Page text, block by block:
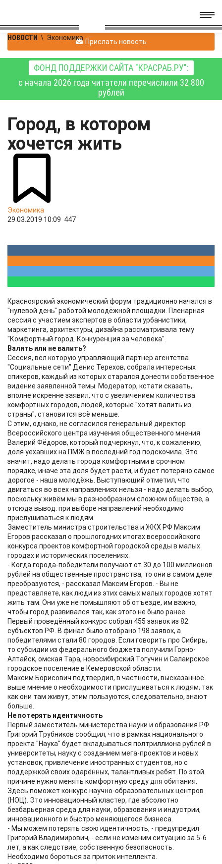
НОВОСТИ \ Экономика Прислать новость
ФОНД ПОДДЕРЖКИ САЙТА "КРАСРАБ.РУ":
с начала 2026 года читатели перечислили 32 800
рублей
Город, в котором
хочется жить
Экономика
29.03.2019 10:09 447
Красноярский экономический форум традиционно начался в
"нулевой день" работой молодёжной площадки. Пленарная
сессия с участием экспертов в области урбанистики,
маркетинга, архитектуры, дизайна рассматривала тему
"Комфортный город. Конкуренция за человека".
Валить или не валить?
Сессия, вёл которую управляющий партнёр агентства
"Социальные сети" Денис Терехов, собрала интересных
спикеров, каждый из которых старался донести собственное
видение заявленной темы. Модератор, кстати сказать,
вполне искренне заявил, что с увеличением количества
комфортных городов, людей, которые "хотят валить из
страны", становится всё меньше.
С этим, однако, не согласился генеральный директор
Всероссийского центра изучения общественного мнения
Валерий Фёдоров, который подчеркнул, что, к сожалению,
доля уехавших на ПМЖ в последний год подскочила. Это
значит, надо делать города комфортными в срочном
порядке, иначе эта доля будет расти, и будет потеряно самое
дорогое - наша молодёжь. Выступающий отметил, что
двигаться во всех направлениях нельзя - надо делать выбор,
поскольку живём мы в разнообразном сложном обществе, а
отсюда вывод: при выборе направлений необходимо
прислушиваться к людям.
Заместитель министра строительства и ЖКХ РФ Максим
Егоров рассказал о прошлогодних итогах всероссийского
конкурса проектов комфортной городской среды в малых
городах и исторических поселениях.
- Когда города-победители получают от 30 до 100 миллионов
рублей на общественные пространства, то они в самом деле
преобразуются, - рассказал Максим Егоров. - Вы не
представляете, как люди из этих самых малых городов хотят
жить там. Они уже не помышляют об отъезде, им важно,
чтобы город развивался так, как этого не было ранее.
Первый проведённый конкурс собрал 455 заявок из 82
субъектов РФ. В финал было отобрано 198 заявок, а
победителями стали 80 городов. Если говорить про Сибирь,
то субсидии из федерального бюджета получили Горно-
Алтайск, омская Тара, новосибирский Тогучин и Салаирское
городское поселение в Кемеровской области.
Максим Борисович подтвердил, в частности, высказанное
выше мнение о необходимости прислушиваться к людям, так
как они там живут, этим пользуются, следовательно, знают
больше.
Не потерять идентичность
Первый заместитель министерства науки и образования РФ
Григорий Трубников сообщил, что в рамках национального
проекта "Наука" будет вкладываться полтриллиона рублей в
университеты, науку с созданием мега-проектов и новых
установок, привлечение иностранных студентов, но с
поддержкой своих одарённых, талантливых ребят. По этой
причине нужно менять комфортную среду для обитания.
Здесь поможет конкурс научно-образовательных центров
(НОЦ). Это инновационный кластер, где абсолютно
безбарьерная среда для науки, образования и индустрии,
инновационного и быстро меняющегося бизнеса.
- Мы можем потерять свою идентичность, - предупредил
Григорий Владимирович, - если не изменим ситуацию за 5-6
лет, а как следствие, собственную безопасность.
Необходимо бороться за приток интеллекта.